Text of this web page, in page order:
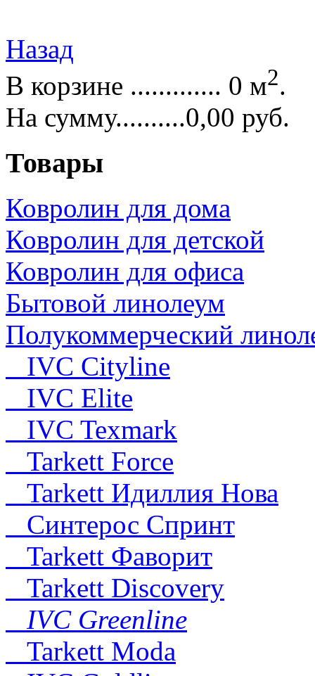
Назад
В корзине ............. 0 м2.
На сумму..........0,00 руб.
Товары
Ковролин для дома
Ковролин для детской
Ковролин для офиса
Бытовой линолеум
Полукоммерческий
IVC Cityline
IVC Elite
IVC Texmark
Tarkett Force
Tarkett Идиллия Нова
Синтерос Спринт
Tarkett Фаворит
Tarkett Discovery
IVC Greenline
Tarkett Moda